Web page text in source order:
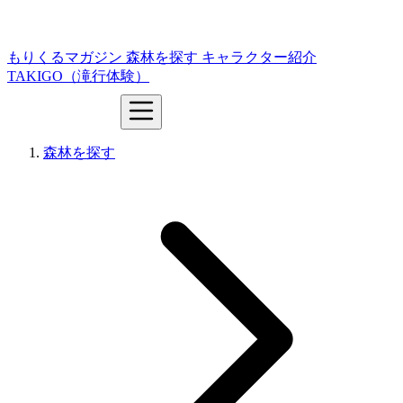
もりくるマガジン 森林を探す キャラクター紹介
TAKIGO（滝行体験）
森林を探す